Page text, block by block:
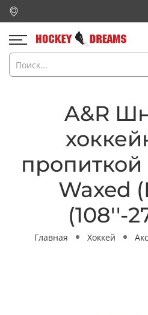
A&R
пропиткой
Waxed
(108''-
Главная Хоккей